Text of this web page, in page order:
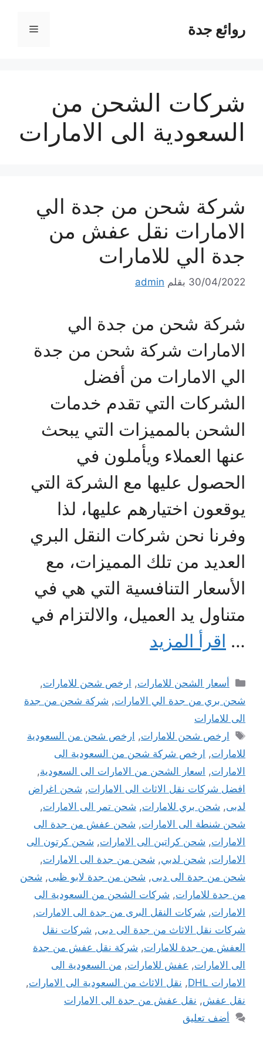
المحتوىروائع جدة القائمة
شركات الشحن من
السعودية الى الامارات
شركة شحن من جدة الي
الامارات نقل عفش من
جدة الي للامارات
30/04/2022 بقلم admin
شركة شحن من جدة الي
الامارات شركة شحن من جدة
الي الامارات من أفضل
الشركات التي تقدم خدمات
الشحن بالمميزات التي يبحث
عنها العملاء ويأملون في
الحصول عليها مع الشركة التي
يوقعون اختيارهم عليها، لذا
وفرنا نحن شركات النقل البري
العديد من تلك المميزات، مع
الأسعار التنافسية التي هي في
متناول يد العميل، والالتزام في
… اقرأ المزيد
التصنيفات
أسعار الشحن للامارات, ارخص شحن للامارات,
شحن بري من جدة الي الامارات, شركة شحن من جدة
الى للامارات
الوسوم
ارخص شحن للامارات, ارخص شحن من السعودية
للامارات, ارخص شركة شحن من السعودية الى
الامارات, اسعار الشحن من الامارات الى السعودية,
افضل شركات نقل الاثاث الى الامارات, شحن اغراض
لدبى, شحن بري للامارات, شحن تمر الى الامارات,
شحن شنطة الى الامارات, شحن عفش من جدة الى
الامارات, شحن كراتين الى الامارات, شحن كرتون الى
الامارات, شحن لدبي, شحن من جدة الى الامارات,
شحن من جدة الى دبى, شحن من جدة لابو ظبى, شحن
من جدة للامارات, شركات الشحن من السعودية الى
الامارات, شركات النقل البرى من جدة الى الامارات,
شركات نقل الاثاث من جدة الى دبى, شركات نقل
العفش من جدة للامارات, شركة نقل عفش من جدة
الى الامارات, عفش للامارات, من السعودية الى
الامارات DHL
, نقل الاثاث من السعودية الى الامارات,
نقل عفش, نقل عفش من جدة الى الامارات
أضف تعليق